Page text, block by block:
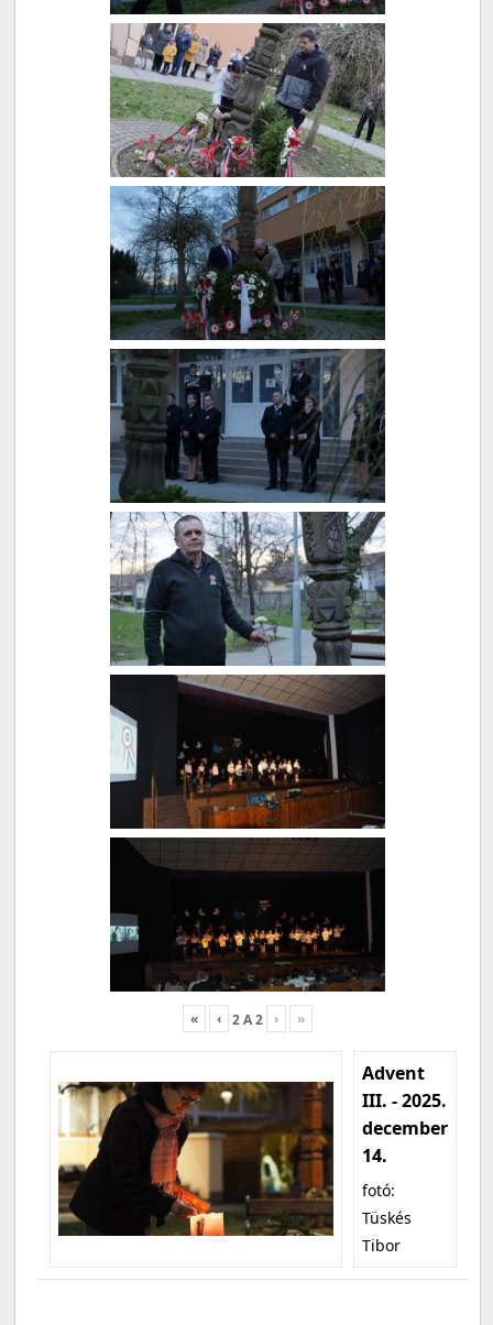
« ‹ 2A2 › »
Advent
III. - 2025.
december
14.
fotó:
Tüskés
Tibor